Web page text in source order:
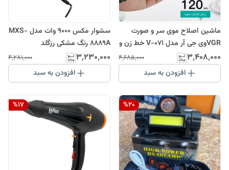
ماشین اصلاح موی سر و صورت
VGRوی جی آر مدل V-071 خط زن و
موزر
۳٬۴۰۸٬۰۰۰ ۴٬۶۸۵٬۰۰۰
افزودن به سبد
سشوار مکس 9000 وات مدل MXS-
8889A رنگ مشکی رزگلد
maxپرومکس
۳٬۲۳۰٬۰۰۰ ۴٬۲۸۱٬۰۰۰
افزودن به سبد
%20
%17